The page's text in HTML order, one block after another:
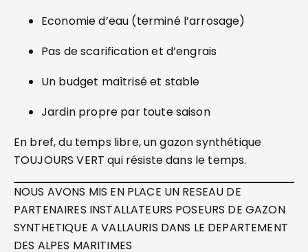
Economie d’eau (terminé l’arrosage)
Pas de scarification et d’engrais
Un budget maîtrisé et stable
Jardin propre par toute saison
En bref, du temps libre, un gazon synthétique
TOUJOURS VERT qui résiste dans le temps.
NOUS AVONS MIS EN PLACE UN RESEAU DE
PARTENAIRES INSTALLATEURS POSEURS DE GAZON
SYNTHETIQUE A VALLAURIS DANS LE DEPARTEMENT
DES ALPES MARITIMES